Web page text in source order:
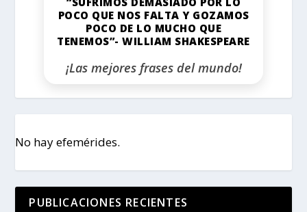
POCO QUE NOS FALTA Y GOZAMOS
POCO DE LO MUCHO QUE
TENEMOS”- WILLIAM SHAKESPEARE
¡Las mejores frases del mundo!
No hay efemérides.
PUBLICACIONES RECIENTES